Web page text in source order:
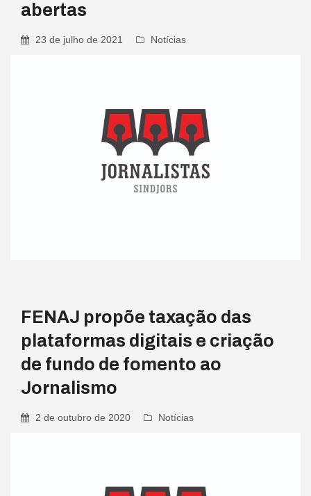
abertas
23 de julho de 2021 Notícias
FENAJ propõe taxação das
plataformas digitais e criação
de fundo de fomento ao
Jornalismo
2 de outubro de 2020 Notícias